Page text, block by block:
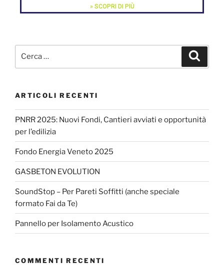
» SCOPRI DI PIÙ
ARTICOLI RECENTI
PNRR 2025: Nuovi Fondi, Cantieri avviati e opportunità
per l’edilizia
Fondo Energia Veneto 2025
GASBETON EVOLUTION
SoundStop – Per Pareti Soffitti (anche speciale
formato Fai da Te)
Pannello per Isolamento Acustico
COMMENTI RECENTI